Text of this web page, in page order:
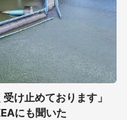
け止めております」
にも聞いた